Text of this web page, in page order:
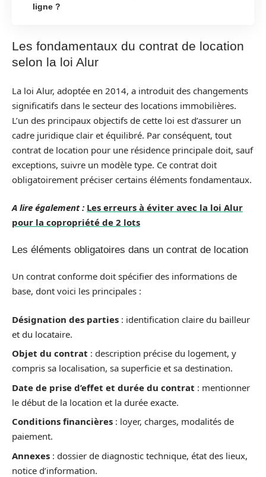
ligne ?
Les fondamentaux du contrat de location
selon la loi Alur
La loi Alur, adoptée en 2014, a introduit des changements
significatifs dans le secteur des locations immobilières.
L’un des principaux objectifs de cette loi est d’assurer un
cadre juridique clair et équilibré. Par conséquent, tout
contrat de location pour une résidence principale doit, sauf
exceptions, suivre un modèle type. Ce contrat doit
obligatoirement préciser certains éléments fondamentaux.
A lire également : Les erreurs à éviter avec la loi Alur
pour la copropriété de 2 lots
Les éléments obligatoires dans un contrat de location
Un contrat conforme doit spécifier des informations de
base, dont voici les principales :
Désignation des parties : identification claire du bailleur
et du locataire.
Objet du contrat : description précise du logement, y
compris sa localisation, sa superficie et sa destination.
Date de prise d’effet et durée du contrat : mentionner
le début de la location et la durée exacte.
Conditions financières : loyer, charges, modalités de
paiement.
Annexes : dossier de diagnostic technique, état des lieux,
notice d’information.